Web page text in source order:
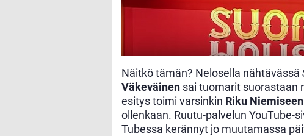
Näitkö tämän? Nelosella nähtävässä
Väkeväinen sai tuomarit suorastaan
esitys toimi varsinkin Riku Niemiseen
ollenkaan. Ruutu-palvelun YouTube-
Tubessa kerännyt jo muutamassa